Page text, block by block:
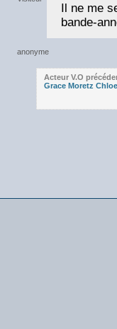
Il ne me
bande-
Acteur V.O
Grace Moretz Chloe